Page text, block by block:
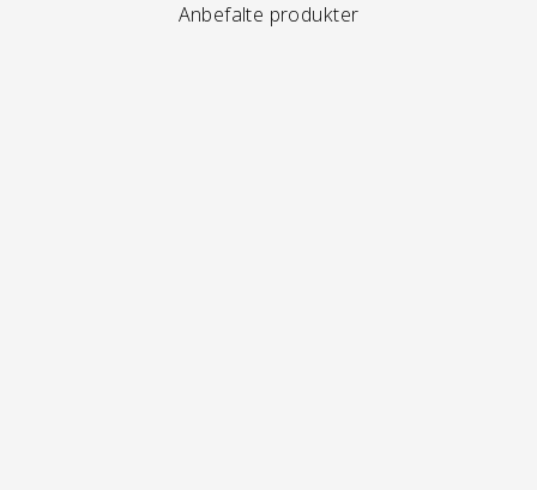
Anbefalte produkter